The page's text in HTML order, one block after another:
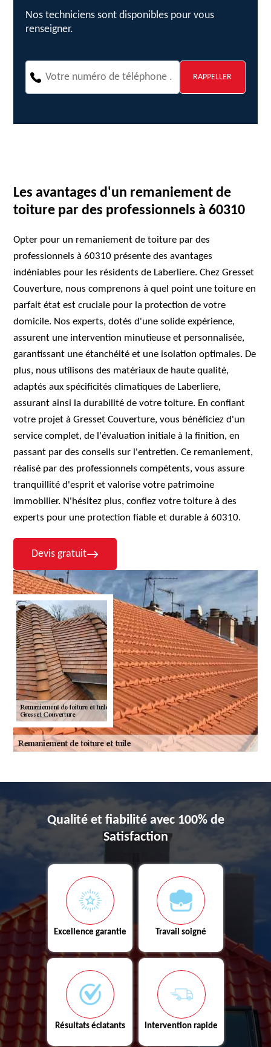
Nos techniciens sont disponibles pour vous
renseigner.
Les avantages d'un remaniement de
toiture par des professionnels à 60310
Opter pour un remaniement de toiture par des
professionnels à 60310 présente des avantages
indéniables pour les résidents de Laberliere. Chez Gresset
Couverture, nous comprenons à quel point une toiture en
parfait état est cruciale pour la protection de votre
domicile. Nos experts, dotés d'une solide expérience,
assurent une intervention minutieuse et personnalisée,
garantissant une étanchéité et une isolation optimales. De
plus, nous utilisons des matériaux de haute qualité,
adaptés aux spécificités climatiques de Laberliere,
assurant ainsi la durabilité de votre toiture. En confiant
votre projet à Gresset Couverture, vous bénéficiez d'un
service complet, de l'évaluation initiale à la finition, en
passant par des conseils sur l'entretien. Ce remaniement,
réalisé par des professionnels compétents, vous assure
tranquillité d'esprit et valorise votre patrimoine
immobilier. N'hésitez plus, confiez votre toiture à des
experts pour une protection fiable et durable à 60310.
Devis gratuit
Qualité et fiabilité avec 100% de
Satisfaction
Excellence garantie Travail soigné
Résultats éclatants Intervention rapide